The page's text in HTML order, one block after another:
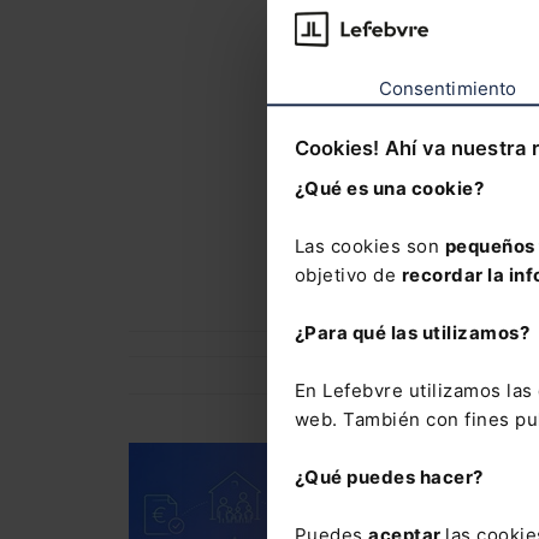
Consentimiento
Cookies! Ahí va nuestra
¿Qué es una cookie?
Las cookies son
objetivo de recordar la
¿Para qué las utilizamos?
En Lefebvre utilizamos las
web. También con fines
¿Qué puedes hacer?
vía e-mail
El
precio
Express
Curso Fiscalidad